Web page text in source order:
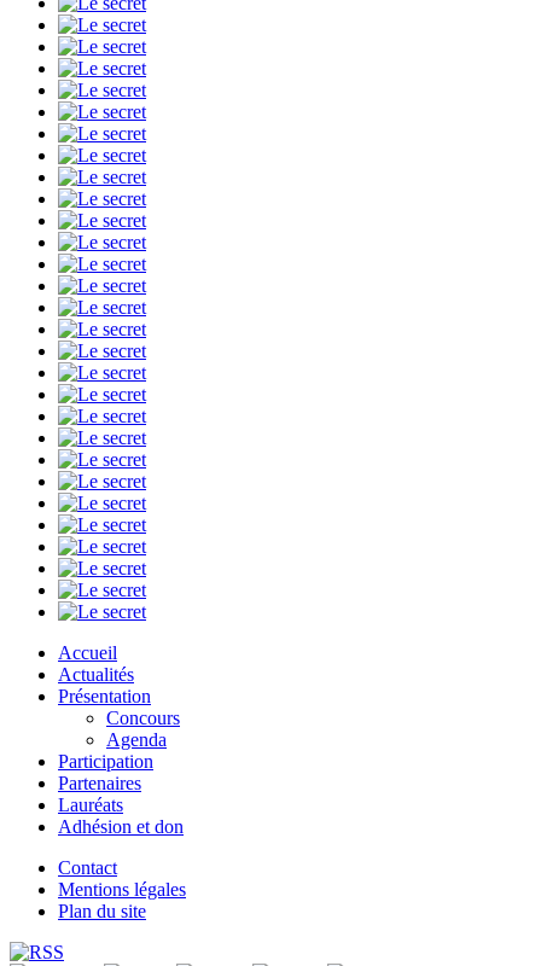
Accueil
Actualités
Présentation
Concours
Agenda
Participation
Partenaires
Lauréats
Adhésion et don
Contact
Mentions légales
Plan du site